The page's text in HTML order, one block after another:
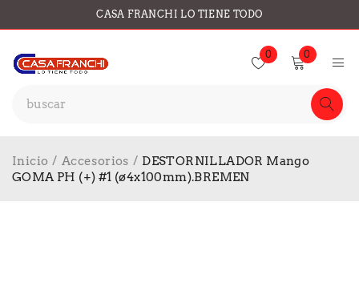
CASA FRANCHI LO TIENE TODO
0 0
Inicio / Accesorios / DESTORNILLADOR Mango
GOMA PH (+) #1 (ø4x100mm).BREMEN